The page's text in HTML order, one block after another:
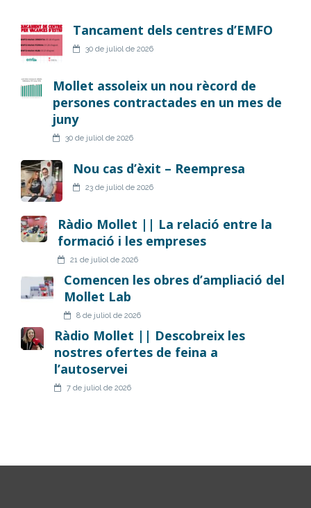
Tancament dels centres d’EMFO
30 de juliol de 2026
Mollet assoleix un nou rècord de
persones contractades en un mes de
juny
30 de juliol de 2026
Nou cas d’èxit – Reempresa
23 de juliol de 2026
Ràdio Mollet || La relació entre la
formació i les empreses
21 de juliol de 2026
Comencen les obres d’ampliació del
Mollet Lab
8 de juliol de 2026
Ràdio Mollet || Descobreix les
nostres ofertes de feina a
l’autoservei
7 de juliol de 2026